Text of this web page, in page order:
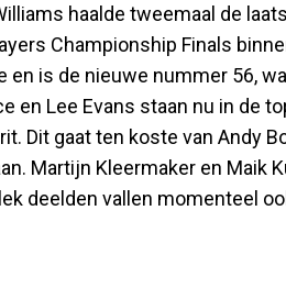
haalde tweemaal de
Championship Finals
en is de nieuwe nummer 56,
en Lee Evans staan nu in de
Dit gaat ten koste van Andy
Martijn Kleermaker en Maik
deelden vallen momenteel